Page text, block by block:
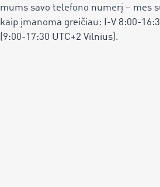
mums savo telefono numerį – mes
kaip įmanoma greičiau: I-V 8:00-
(9:00-17:30 UTC+2 Vilnius).